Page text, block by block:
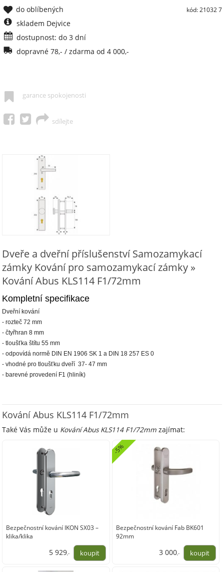
kód: 21032 7
do oblíbených
skladem Dejvice
dostupnost: do 3 dní
dopravné 78,- / zdarma od 4 000,-
garance spokojenosti
sdílejte
Dveře a dveřní příslušenství Samozamykací
zámky Kování pro samozamykací zámky »
Kování Abus KLS114 F1/72mm
Kompletní specifikace
Dveřní kování
- rozteč 72 mm
- čtyřhran 8 mm
- tloušťka štítu 55 mm
- odpovídá normě DIN EN 1906 SK 1 a DIN 18 257 ES 0
- vhodné pro tloušťku dveří 37- 47 mm
- barevné provedení F1 (hliník)
Kování Abus KLS114 F1/72mm
Také Vás může u Kování Abus KLS114 F1/72mm zajímat:
Bezpečnostní kování IKON SX03 –
klika/klika
5 929,-
Bezpečnostní kování Fab BK601
92mm
-5%
3 000,-